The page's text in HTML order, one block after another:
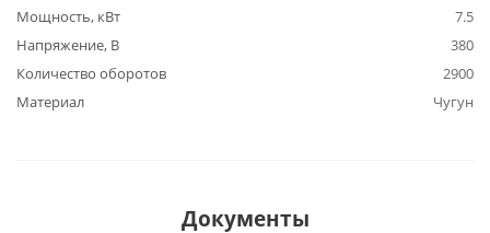
Мощность, кВт
7.5
Напряжение, В
380
Количество оборотов
2900
Материал
Чугун
Документы